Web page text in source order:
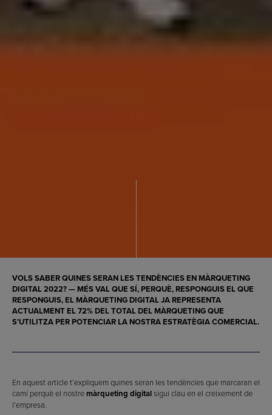
VOLS SABER QUINES SERAN LESTENDÈNCIES EN MÀRQUETING
DIGITAL 2022? — MÉS VAL QUE SÍ, PERQUÈ, RESPONGUIS EL QUE
RESPONGUIS, EL MÀRQUETING DIGITALJA REPRESENTA
ACTUALMENT EL 72% DEL TOTAL DEL MÀRQUETINGQUE
S’UTILITZA PER POTENCIAR LA NOSTRA ESTRATÈGIA COMERCIAL.
En aquest article t’expliquem quines seran les tendències que marcaran el
camí perquè el nostre màrqueting digitalsigui clau en el creixement de
l’empresa.